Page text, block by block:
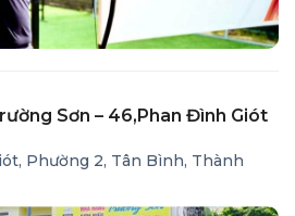
Sơn – 46,Phan Đình Giót
Phường 2, Tân Bình, Thành